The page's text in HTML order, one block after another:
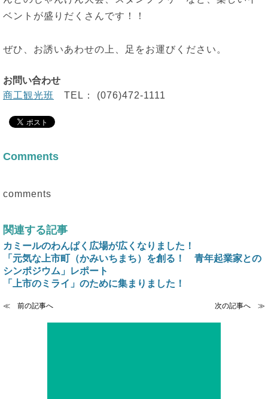
ベントが盛りだくさんです！！
ぜひ、お誘いあわせの上、足をお運びください。
お問い合わせ
商工観光班
TEL： (076)472-1111
Comments
comments
関連する記事
カミールのわんぱく広場が広くなりました！
「元気な上市町（かみいちまち）を創る！ 青年起業家との
シンポジウム」レポート
「上市のミライ」のために集まりました！
≪ 前の記事へ 次の記事へ ≫